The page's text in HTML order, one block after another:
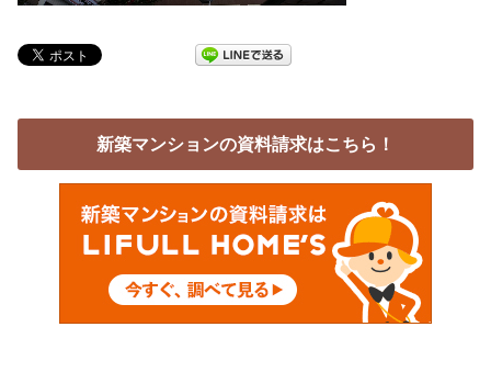
新築マンションの資料請求はこちら！